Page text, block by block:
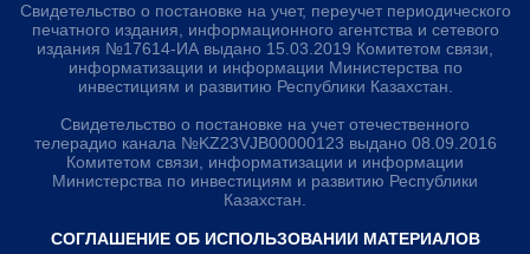
Свидетельство о постановке на учет, переучет периодического
печатного издания, информационного агентства и сетевого
издания №17614-ИА выдано 15.03.2019 Комитетом связи,
информатизации и информации Министерства по
инвестициям и развитию Республики Казахстан.
Свидетельство о постановке на учет отечественного
телерадио канала №KZ23VJB00000123 выдано 08.09.2016
Комитетом связи, информатизации и информации
Министерства по инвестициям и развитию Республики
Казахстан.
СОГЛАШЕНИЕ ОБ ИСПОЛЬЗОВАНИИ МАТЕРИАЛОВ